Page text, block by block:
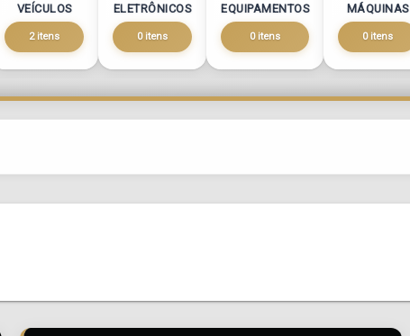
VEÍCULOS
2 itens
ELETRÔNICOS
0 itens
EQUIPAMENTOS
0 itens
MÁQUINAS
0 itens